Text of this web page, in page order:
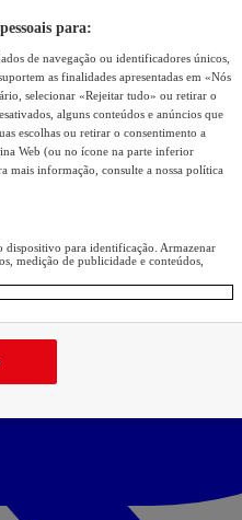
para:
de navegação ou identificadores únicos,
as finalidades apresentadas em «Nós
selecionar «Rejeitar tudo» ou retirar o
alguns conteúdos e anúncios que
escolhas ou retirar o consentimento a
Web (ou no ícone na parte inferior
mais informação, consulte a nossa política
dispositivo para identificação. Armazenar
medição de publicidade e conteúdos,